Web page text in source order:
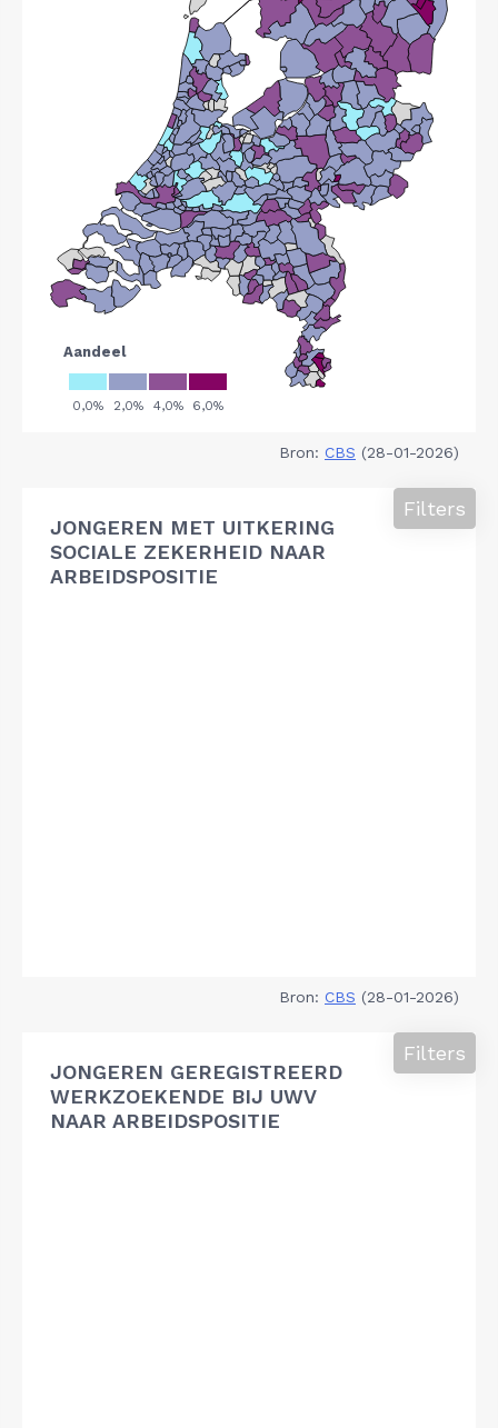
Bron: CBS (28-01-2026)
JONGEREN MET UITKERING
SOCIALE ZEKERHEID NAAR
ARBEIDSPOSITIE
Filters
Bron: CBS (28-01-2026)
JONGEREN GEREGISTREERD
WERKZOEKENDE BIJ UWV
NAAR ARBEIDSPOSITIE
Filters